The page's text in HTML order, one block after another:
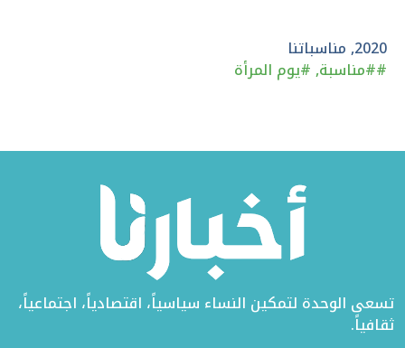
تويتر الفيسبوك 2020
,مناسباتنا
##مناسبة,#يوم المرأة
تسعى الوحدة لتمكين النساء سياسياً، اقتصادياً، اجتماعياً،
ثقافياً.